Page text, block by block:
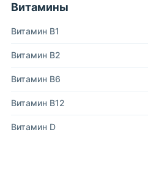
Витамины
Витамин B1
Витамин B2
Витамин B6
Витамин B12
Витамин D